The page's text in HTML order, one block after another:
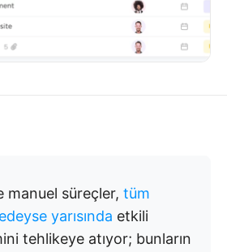
manuel süreçler, tüm
yarısında etkili
tehlikeye atıyor; bunların